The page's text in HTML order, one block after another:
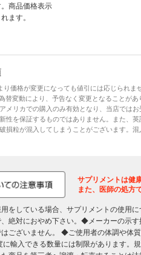
商品価格表示
ます。
り価格が変更になっても値引には応じられ
替変動により、予告なく変更となることが
メリカでの購入のみ有効となり、当店では
性を保証するものではありません。また、
損粒が混入してしまうことがございます。
サプリメントは健
また、医師の処方
をしている場合、サプリメントの使用
絶対におやめ下さい。◆メーカーの示
ございません。 ◆ご使用者の体調や体
輸入できる数量には制限があります。